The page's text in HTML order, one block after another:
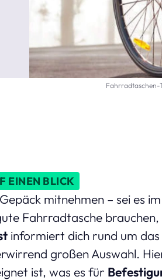
Fahrradtaschen-
EINEN BLICK
mitnehmen – sei es
Fahrradtasche
informiert dich rund um das
großen Auswahl.
ist, was es für